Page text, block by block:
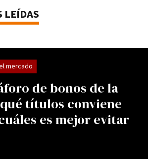
LEÍDAS
de bonos de la
títulos conviene
es mejor evitar
mercado